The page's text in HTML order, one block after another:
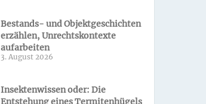
Bestands- und Objektgeschichten
erzählen, Unrechtskontexte
aufarbeiten
3. August 2026
Insektenwissen oder: Die
Entstehung eines Termitenhügels